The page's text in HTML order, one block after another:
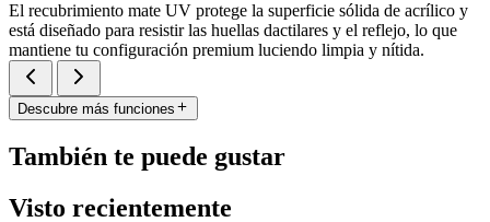
El recubrimiento mate UV protege la superficie sólida de acrílico y
está diseñado para resistir las huellas dactilares y el reflejo, lo que
mantiene tu configuración premium luciendo limpia y nítida.
Descubre más funciones
También te puede gustar
Visto recientemente